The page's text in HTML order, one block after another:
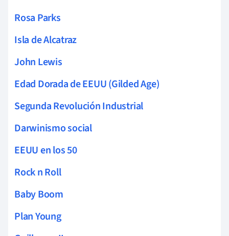
Rosa Parks
Isla de Alcatraz
John Lewis
Edad Dorada de EEUU (Gilded Age)
Segunda Revolución Industrial
Darwinismo social
EEUU en los 50
Rock n Roll
Baby Boom
Plan Young